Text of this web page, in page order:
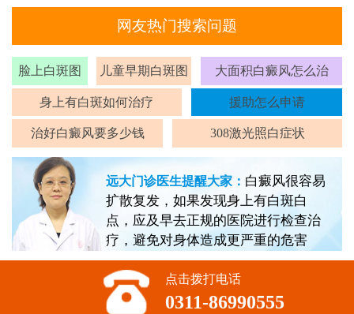
网友热门搜索问题
脸上白斑图 儿童早期白斑图 大面积白癜风怎么治
身上有白斑如何治疗 援助怎么申请
治好白癜风要多少钱 308激光照白症状
远大门诊医生提醒大家： 白癜风很容易
扩散复发，如果发现身上有白斑白
点，应及早去正规的医院进行检查治
疗，避免对身体造成更严重的危害
点击拨打电话
0311-86990555